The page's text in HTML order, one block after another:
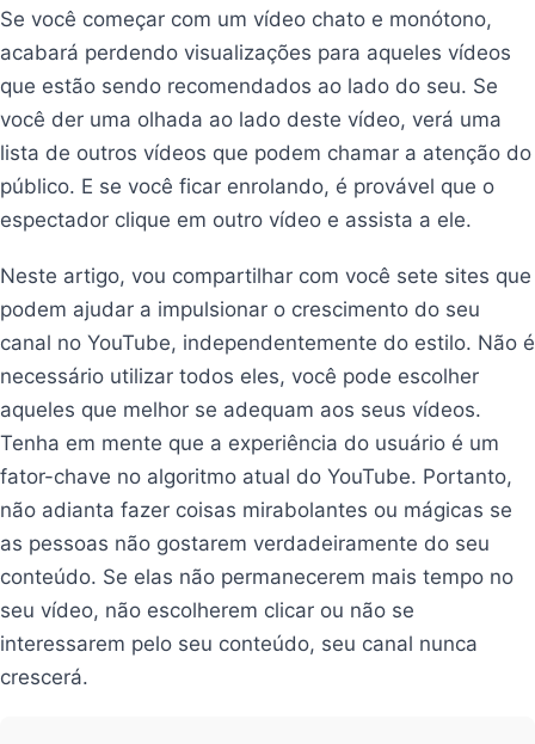
Se você começar com um vídeo chato e monótono,
acabará perdendo visualizações para aqueles vídeos
que estão sendo recomendados ao lado do seu. Se
você der uma olhada ao lado deste vídeo, verá uma
lista de outros vídeos que podem chamar a atenção do
público. E se você ficar enrolando, é provável que o
espectador clique em outro vídeo e assista a ele.
Neste artigo, vou compartilhar com você sete sites que
podem ajudar a impulsionar o crescimento do seu
canal no YouTube, independentemente do estilo. Não é
necessário utilizar todos eles, você pode escolher
aqueles que melhor se adequam aos seus vídeos.
Tenha em mente que a experiência do usuário é um
fator-chave no algoritmo atual do YouTube. Portanto,
não adianta fazer coisas mirabolantes ou mágicas se
as pessoas não gostarem verdadeiramente do seu
conteúdo. Se elas não permanecerem mais tempo no
seu vídeo, não escolherem clicar ou não se
interessarem pelo seu conteúdo, seu canal nunca
crescerá.